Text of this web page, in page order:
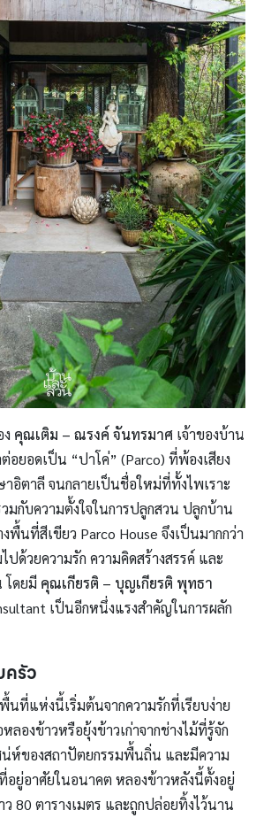
คุณเติม – ณรงค์ จันทรมาศ เจ้าของบ้าน
อยอดเป็น “ปาโค่” (Parco) ที่พ้องเสียง
อิตาลี จนกลายเป็นชื่อใหม่ที่ทั้งไพเราะ
มกับความตั้งใจในการปลูกสวน ปลูกบ้าน
พื้นที่สีเขียว Parco House จึงเป็นมากกว่า
ด้วยความรัก ความคิดสร้างสรรค์ และ
โดยมี คุณเกียรติ – บุญเกียรติ พุทธา
เป็นอีกหนึ่งแรงสำคัญในการผลัก
รัว
นที่แห่งนี้เริ่มต้นจากความรักที่เรียบง่าย
องข้าวหรือยุ้งข้าวเก่าจากช่างไม้ที่รู้จัก
น่ห์ของสถาปัตยกรรมพื้นถิ่น และมีความ
อยู่อาศัยในอนาคต หลองข้าวหลังนี้ตั้งอยู่
80 ตารางเมตร และถูกปล่อยทิ้งไว้นาน